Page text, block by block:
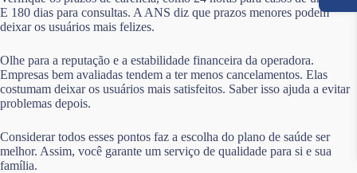
E 180 dias para consultas. A ANS diz que prazos menores podem
deixar os usuários mais felizes.
Olhe para a reputação e a estabilidade financeira da operadora.
Empresas bem avaliadas tendem a ter menos cancelamentos. Elas
costumam deixar os usuários mais satisfeitos. Saber isso ajuda a evitar
problemas depois.
Considerar todos esses pontos faz a escolha do plano de saúde ser
melhor. Assim, você garante um serviço de qualidade para si e sua
família.